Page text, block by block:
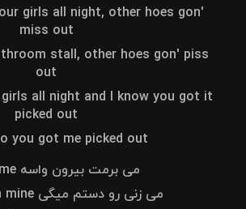
girls all night, other hoes gon'
miss out
stall, other hoes gon' piss
out
all night and I know you got it
picked out
you got me picked out
می برمت بیرون واسه Lunchtime
می زنی رو دستم میگی Don't touch mine